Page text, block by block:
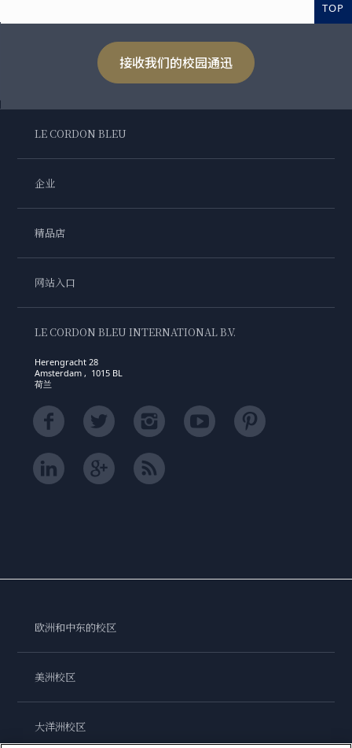
TOP
接收我们的校园通迅
LE CORDON BLEU
企业
精品店
网站入口
LE CORDON BLEU INTERNATIONAL B.V.
Herengracht 28
Amsterdam , 1015 BL
荷兰
欧洲和中东的校区
美洲校区
大洋洲校区